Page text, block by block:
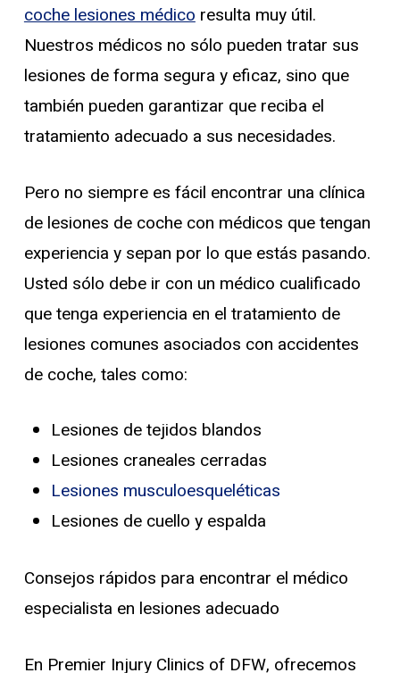
coche lesiones médicoresulta muy útil.
Nuestros médicos no sólo pueden tratar sus
lesiones de forma segura y eficaz, sino que
también pueden garantizar que reciba el
tratamiento adecuado a sus necesidades.
Pero no siempre es fácil encontrar una clínica
de lesiones de coche con médicos que tengan
experiencia y sepan por lo que estás pasando.
Usted sólo debe ir con un médico cualificado
que tenga experiencia en el tratamiento de
lesiones comunes asociados con accidentes
de coche, tales como:
Lesiones de tejidos blandos
Lesiones craneales cerradas
Lesiones musculoesqueléticas
Lesiones de cuello y espalda
Consejos rápidos para encontrar el médico
especialista en lesiones adecuado
En Premier Injury Clinics of DFW, ofrecemos